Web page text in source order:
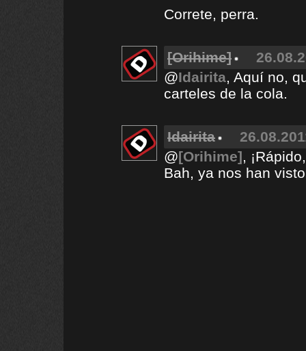
Correte, perra.
[Orihime]
@Idairita, Aquí no,
carteles de la cola.
Idairita
@[Orihime],
Bah, ya nos han